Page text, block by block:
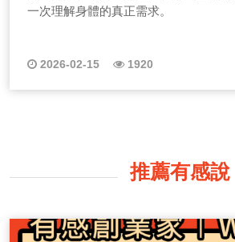
一次理解身體的真正需求。
2026-02-15 1920
推薦有感說